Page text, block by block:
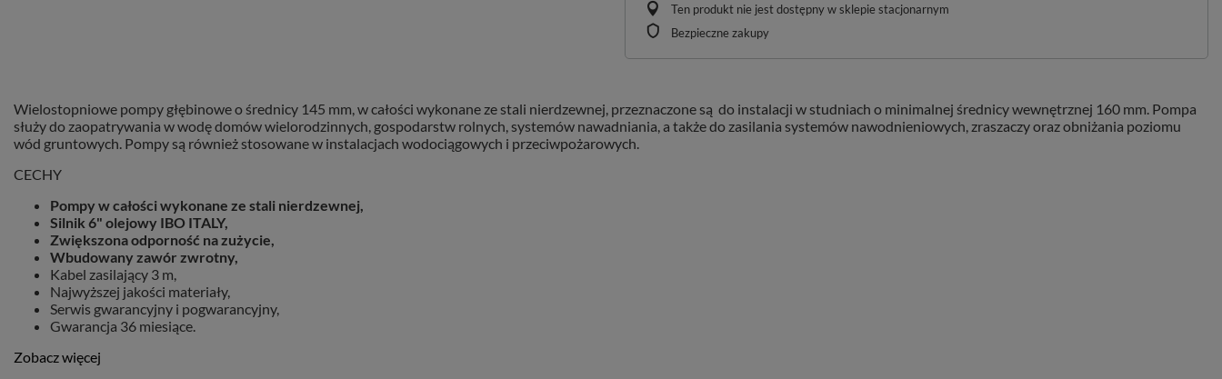
Ten produkt nie jest dostępny w sklepie stacjonarnym
Bezpieczne zakupy
Wielostopniowe pompy głębinowe o średnicy 145 mm, w całości wykonane ze stali nierdzewnej, przeznaczone są do instalacji w studniach o minimalnej średnicy wewnętrznej 160 mm. Pompa
służy do zaopatrywania w wodę domów wielorodzinnych, gospodarstw rolnych, systemów nawadniania, a także do zasilania systemów nawodnieniowych, zraszaczy oraz obniżania poziomu
wód gruntowych. Pompy są również stosowane w instalacjach wodociągowych i przeciwpożarowych.
CECHY
Pompy w całości wykonane ze stali nierdzewnej,
Silnik 6" olejowy IBO ITALY,
Zwiększona odporność na zużycie,
Wbudowany zawór zwrotny,
Kabel zasilający 3 m,
Najwyższej jakości materiały,
Serwis gwarancyjny i pogwarancyjny,
Gwarancja 36 miesiące.
Zobacz więcej